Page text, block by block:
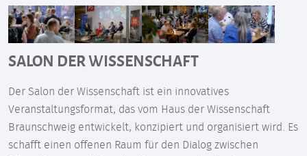
SALON DER WISSENSCHAFT
Der Salon der Wissenschaft ist ein innovatives
Veranstaltungsformat, das vom Haus der Wissenschaft
Braunschweig entwickelt, konzipiert und organisiert wird. Es
schafft einen offenen Raum für den Dialog zwischen